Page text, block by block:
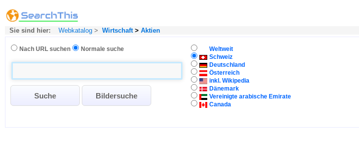
Sie sind hier: Webkatalog > Wirtschaft> Aktien
Nach URL suchen Normale suche
Weltweit
Schweiz
Deutschland
Österreich
inkl. Wikipedia
Dänemark
Vereinigte arabische Emirate
Canada